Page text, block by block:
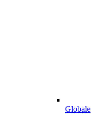
Globale